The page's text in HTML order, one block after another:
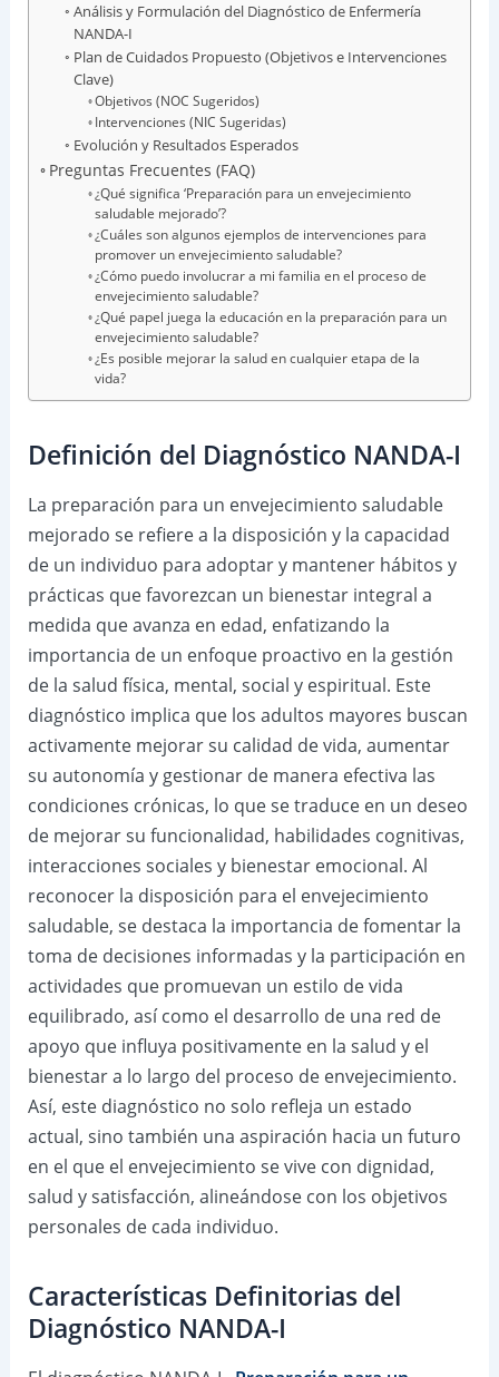
Análisis y Formulación del Diagnóstico de Enfermería
NANDA-I
Plan de Cuidados Propuesto (Objetivos e Intervenciones
Clave)
Objetivos (NOC Sugeridos)
Intervenciones (NIC Sugeridas)
Evolución y Resultados Esperados
Preguntas Frecuentes (FAQ)
¿Qué significa ‘Preparación para un envejecimiento
saludable mejorado’?
¿Cuáles son algunos ejemplos de intervenciones para
promover un envejecimiento saludable?
¿Cómo puedo involucrar a mi familia en el proceso de
envejecimiento saludable?
¿Qué papel juega la educación en la preparación para un
envejecimiento saludable?
¿Es posible mejorar la salud en cualquier etapa de la
vida?
Definición del Diagnóstico NANDA-I
La preparación para un envejecimiento saludable
mejorado se refiere a la disposición y la capacidad
de un individuo para adoptar y mantener hábitos y
prácticas que favorezcan un bienestar integral a
medida que avanza en edad, enfatizando la
importancia de un enfoque proactivo en la gestión
de la salud física, mental, social y espiritual. Este
diagnóstico implica que los adultos mayores buscan
activamente mejorar su calidad de vida, aumentar
su autonomía y gestionar de manera efectiva las
condiciones crónicas, lo que se traduce en un deseo
de mejorar su funcionalidad, habilidades cognitivas,
interacciones sociales y bienestar emocional. Al
reconocer la disposición para el envejecimiento
saludable, se destaca la importancia de fomentar la
toma de decisiones informadas y la participación en
actividades que promuevan un estilo de vida
equilibrado, así como el desarrollo de una red de
apoyo que influya positivamente en la salud y el
bienestar a lo largo del proceso de envejecimiento.
Así, este diagnóstico no solo refleja un estado
actual, sino también una aspiración hacia un futuro
en el que el envejecimiento se vive con dignidad,
salud y satisfacción, alineándose con los objetivos
personales de cada individuo.
Características Definitorias del
Diagnóstico NANDA-I